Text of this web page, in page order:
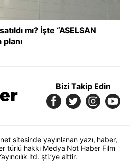
mı? İşte “ASELSAN
planı
Bizi Takip Edin
sitesinde yayınlanan yazı, haber,
türlü hakkı Medya Not Haber Film
ltd. şti.’ye aittir.